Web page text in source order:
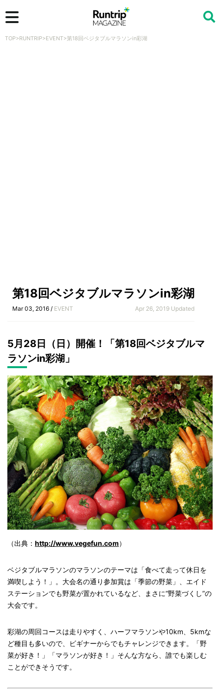
TOP>RUNTRIP>EVENT>第18回ベジタブルマラソンin彩湖
第18回ベジタブルマラソンin彩湖
Mar 03, 2016 / EVENT Apr 26, 2019 Updated
5月28日（日）開催！「第18回ベジタブルマ
ラソンin彩湖」
（出典： http://www.vegefun.com）
ベジタブルマラソンのマラソンのテーマは「食べて走って休日を
満喫しよう！」。大会名の通り参加賞は「季節の野菜」、エイド
ステーションでも野菜が置かれているなど、まさに“野菜づくし”の
大会です。
彩湖の周回コースは走りやすく、ハーフマラソンや10km、5kmな
ど種目も多いので、ビギナーからでもチャレンジできます。「野
菜が好き！」「マラソンが好き！」そんな方なら、誰でも楽しむ
ことができそうです。